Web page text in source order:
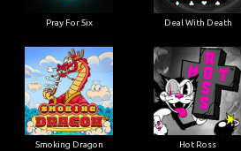
Pray For Six Deal With Death
Smoking Dragon Hot Ross